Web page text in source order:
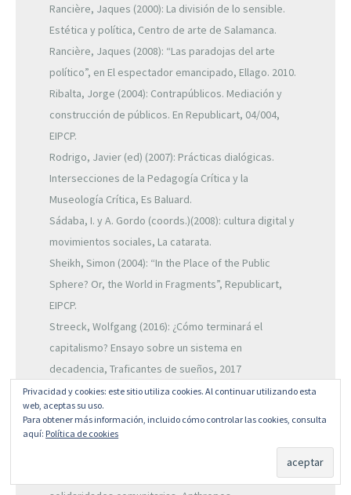
Rancière, Jaques (2000): La división de lo sensible.
Estética y política, Centro de arte de Salamanca.
Rancière, Jaques (2008): “Las paradojas del arte
político”, en El espectador emancipado, Ellago. 2010.
Ribalta, Jorge (2004): Contrapúblicos. Mediación y
construcción de públicos. En Republicart, 04/004,
EIPCP.
Rodrigo, Javier (ed) (2007): Prácticas dialógicas.
Intersecciones de la Pedagogía Crítica y la
Museología Crítica, Es Baluard.
Sádaba, I. y A. Gordo (coords.)(2008): cultura digital y
movimientos sociales, La catarata.
Sheikh, Simon (2004): “In the Place of the Public
Sphere? Or, the World in Fragments”, Republicart,
EIPCP.
Streeck, Wolfgang (2016): ¿Cómo terminará el
capitalismo? Ensayo sobre un sistema en
decadencia, Traficantes de sueños, 2017
Tirado, F. y M. Domènech (2010): “Biopolítica y
comunidad: lectura de Giorgio
Agamben y Antonio Negri”, en Marinis, G. Gatti e I.
Privacidad y cookies: este sitio utiliza cookies. Al continuar utilizando esta
web, aceptas su uso.
Para obtener más información, incluido cómo controlar las cookies, consulta
aquí: Política de cookies